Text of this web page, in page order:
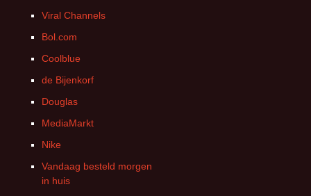
Viral Channels
Bol.com
Coolblue
de Bijenkorf
Douglas
MediaMarkt
Nike
Vandaag besteld morgen
in huis